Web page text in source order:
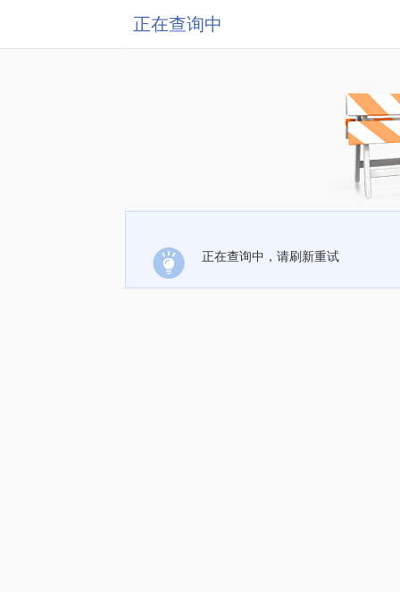
正在查询中
正在查询中，请刷新重试